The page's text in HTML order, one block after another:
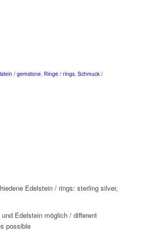
/ gemstone, Ringe / rings, Schmuck /
Edelstein / rings: sterling silver,
Edelstein möglich / different
possible